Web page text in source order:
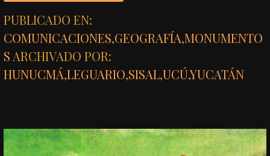
PUBLICADO EN:
COMUNICACIONES,GEOGRAFÍA,MONUMENTO
S ARCHIVADO POR:
HUNUCMÁ,LEGUARIO,SISAL,UCÚ,YUCATÁN